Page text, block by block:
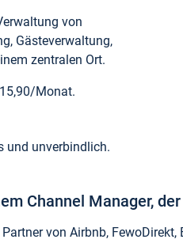
von
Gästeverwaltung,
zentralen Ort.
Monat.
und unverbindlich.
Channel Manager,
von Airbnb,